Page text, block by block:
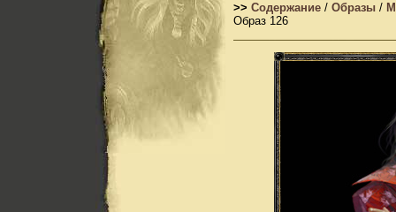
>> Содержание / Образы /
Образ 126